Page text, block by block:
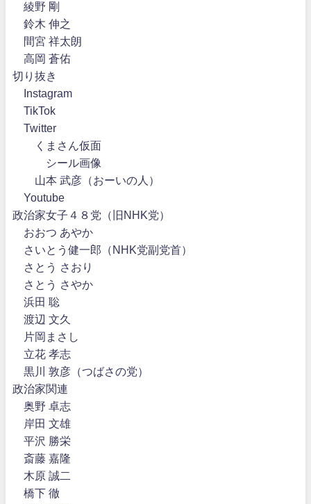
綾野 剛
鈴木 伸之
間宮 祥太朗
高岡 蒼佑
切り抜き
Instagram
TikTok
Twitter
くまさん仮面
シール画像
山本 武彦（おーいの人）
Youtube
政治家女子４８党（旧NHK党）
おおつ あやか
さいとう健一郎（NHK党副党首）
さとう さおり
さとう さやか
浜田 聡
渡辺 文久
片岡まさし
立花 孝志
黒川 敦彦（つばさの党）
政治家関連
奥野 卓志
岸田 文雄
平沢 勝栄
斎藤 嘉隆
木原 誠二
橋下 徹